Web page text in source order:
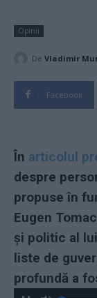
Opinii
De Vladimir
Facebook
În articolul
despre
propuse în
Eugen
și politic al
liste de
profundă a